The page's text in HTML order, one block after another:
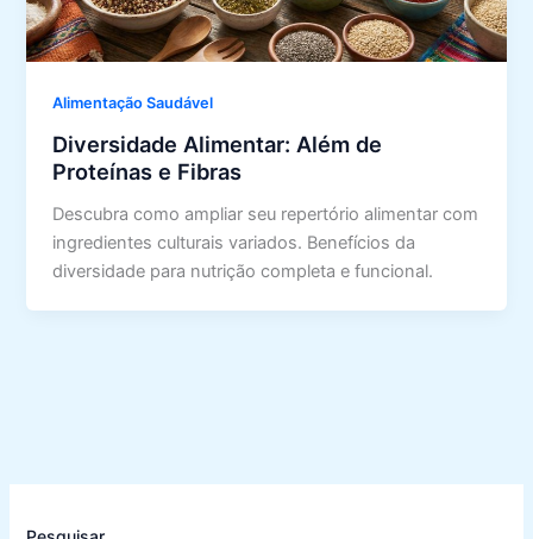
Alimentação Saudável
Diversidade Alimentar: Além de
Proteínas e Fibras
Descubra como ampliar seu repertório alimentar com
ingredientes culturais variados. Benefícios da
diversidade para nutrição completa e funcional.